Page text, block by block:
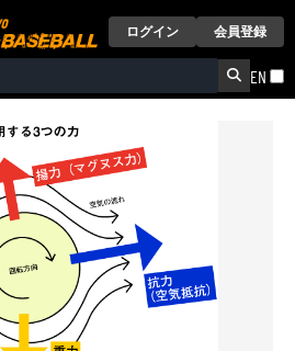
ログイン 会員登録
EN